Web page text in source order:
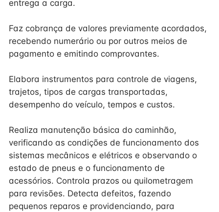
entrega a carga.
Faz cobrança de valores previamente acordados,
recebendo numerário ou por outros meios de
pagamento e emitindo comprovantes.
Elabora instrumentos para controle de viagens,
trajetos, tipos de cargas transportadas,
desempenho do veículo, tempos e custos.
Realiza manutenção básica do caminhão,
verificando as condições de funcionamento dos
sistemas mecânicos e elétricos e observando o
estado de pneus e o funcionamento de
acessórios. Controla prazos ou quilometragem
para revisões. Detecta defeitos, fazendo
pequenos reparos e providenciando, para